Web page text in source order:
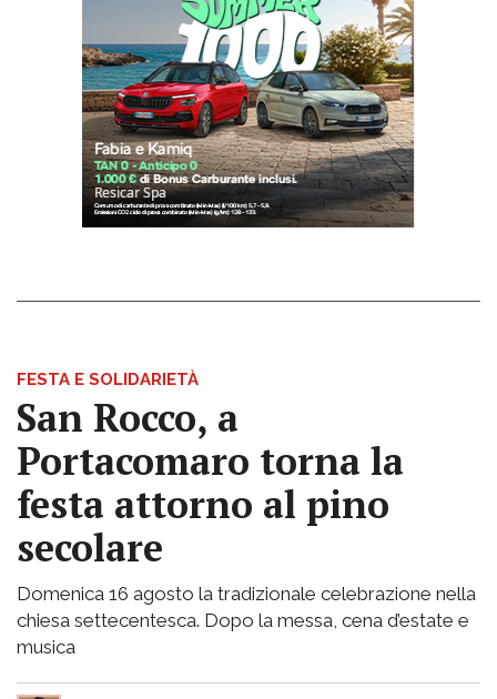
FESTA E SOLIDARIETÀ
San Rocco, a
Portacomaro torna la
festa attorno al pino
secolare
Domenica 16 agosto la tradizionale celebrazione nella
chiesa settecentesca. Dopo la messa, cena d’estate e
musica